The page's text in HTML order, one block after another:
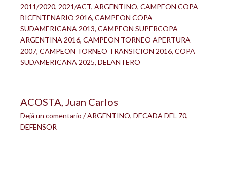
2011/2020, 2021/ACT, ARGENTINO, CAMPEON COPA
BICENTENARIO 2016, CAMPEON COPA
SUDAMERICANA 2013, CAMPEON SUPERCOPA
ARGENTINA 2016, CAMPEON TORNEO APERTURA
2007, CAMPEON TORNEO TRANSICION 2016, COPA
SUDAMERICANA 2025, DELANTERO
ACOSTA, Juan Carlos
Dejá un comentario /ARGENTINO, DECADA DEL 70,
DEFENSOR